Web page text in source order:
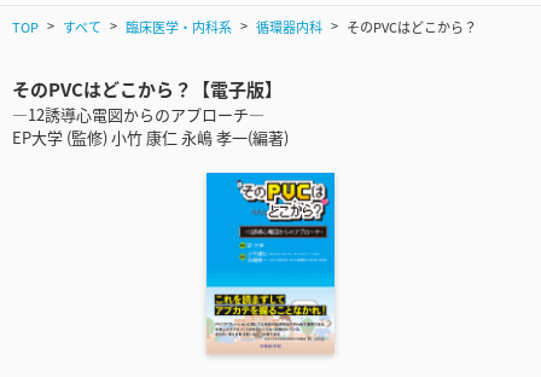
TOP すべて 臨床医学・内科系 循環器内科 そのPVCはどこから？
そのPVCはどこから？【電子版】
―12誘導心電図からのアプローチ―
EP大学 (監修) 小竹 康仁 永嶋 孝一(編著)